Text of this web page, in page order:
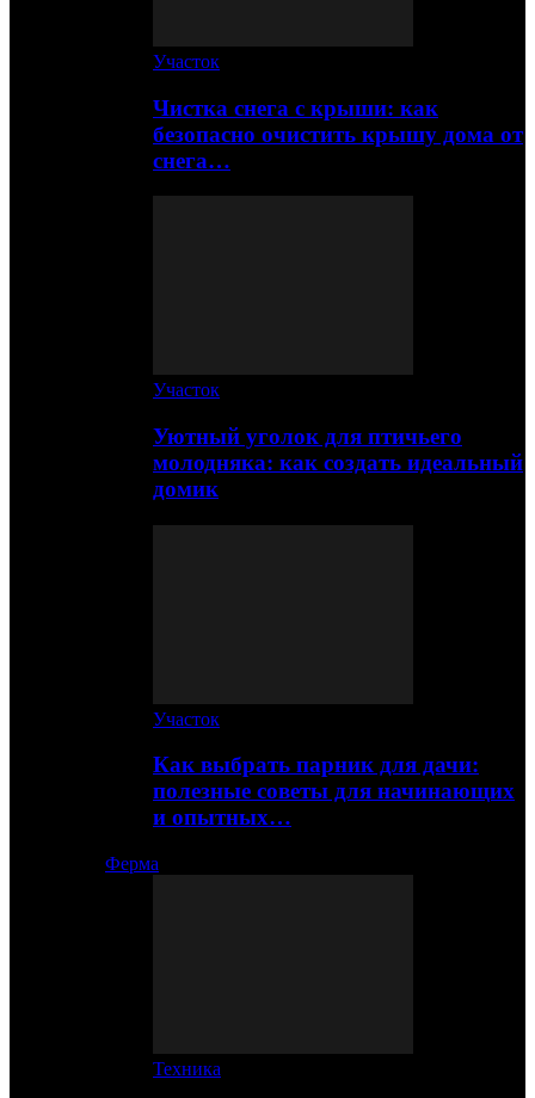
Участок
Чистка снега с крыши: как
безопасно очистить крышу дома от
снега…
Участок
Уютный уголок для птичьего
молодняка: как создать идеальный
домик
Участок
Как выбрать парник для дачи:
полезные советы для начинающих
и опытных…
Ферма
Техника